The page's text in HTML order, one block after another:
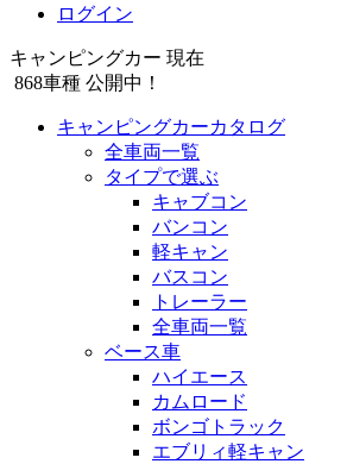
ログイン
キャンピングカー 現在
868車種 公開中！
キャンピングカーカタログ
全車両一覧
タイプで選ぶ
キャブコン
バンコン
軽キャン
バスコン
トレーラー
全車両一覧
ベース車
ハイエース
カムロード
ボンゴトラック
エブリィ軽キャン